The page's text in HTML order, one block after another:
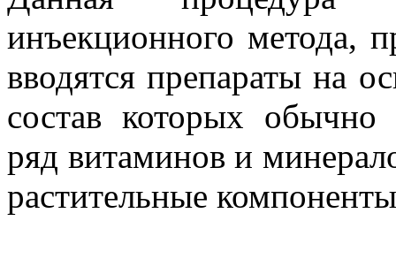
инъекционного метода,
вводятся препараты на
состав которых обычно
ряд витаминов и
растительные